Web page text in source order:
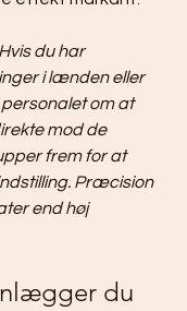
Hvis du har
i lænden eller
om at
mod de
frem for at
Præcision
end høj
du